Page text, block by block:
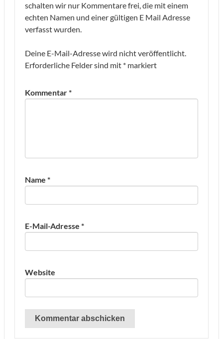
schalten wir nur Kommentare frei, die mit einem
echten Namen und einer gültigen E Mail Adresse
verfasst wurden.
Deine E-Mail-Adresse wird nicht veröffentlicht.
Erforderliche Felder sind mit * markiert
Kommentar*
Name *
E-Mail-Adresse *
Website